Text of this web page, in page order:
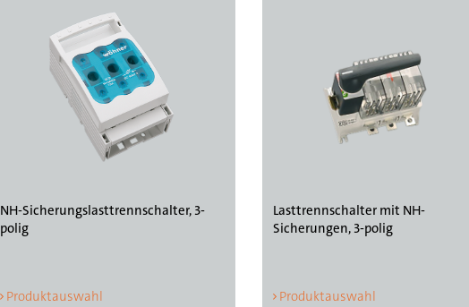
NH-Sicherungslasttrennschalter, 3-
polig
Produktauswahl
Lasttrennschalter mit NH-
Sicherungen, 3-polig
Produktauswahl